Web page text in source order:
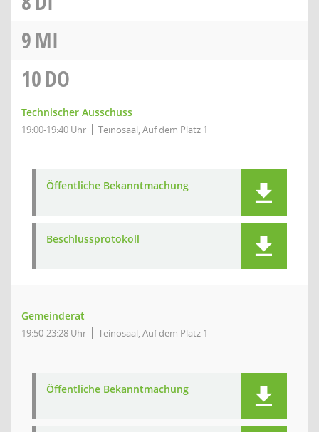
9MI
10DO
Technischer Ausschuss
19:00-19:40 Uhr Teinosaal, Auf dem Platz 1
Öffentliche Bekanntmachung
Beschlussprotokoll
Gemeinderat
19:50-23:28 Uhr Teinosaal, Auf dem Platz 1
Öffentliche Bekanntmachung